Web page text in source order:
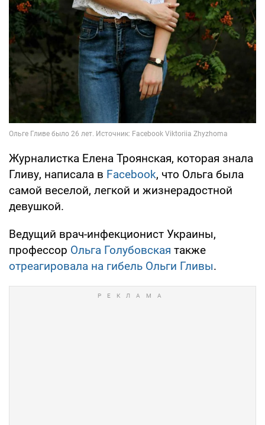
Журналистка Елена Троянская, которая знала
Гливу, написала в Facebook, что Ольга была
самой веселой, легкой и жизнерадостной
девушкой.
Ведущий врач-инфекционист Украины,
профессор Ольга Голубовская также
отреагировала на гибель Ольги Гливы.